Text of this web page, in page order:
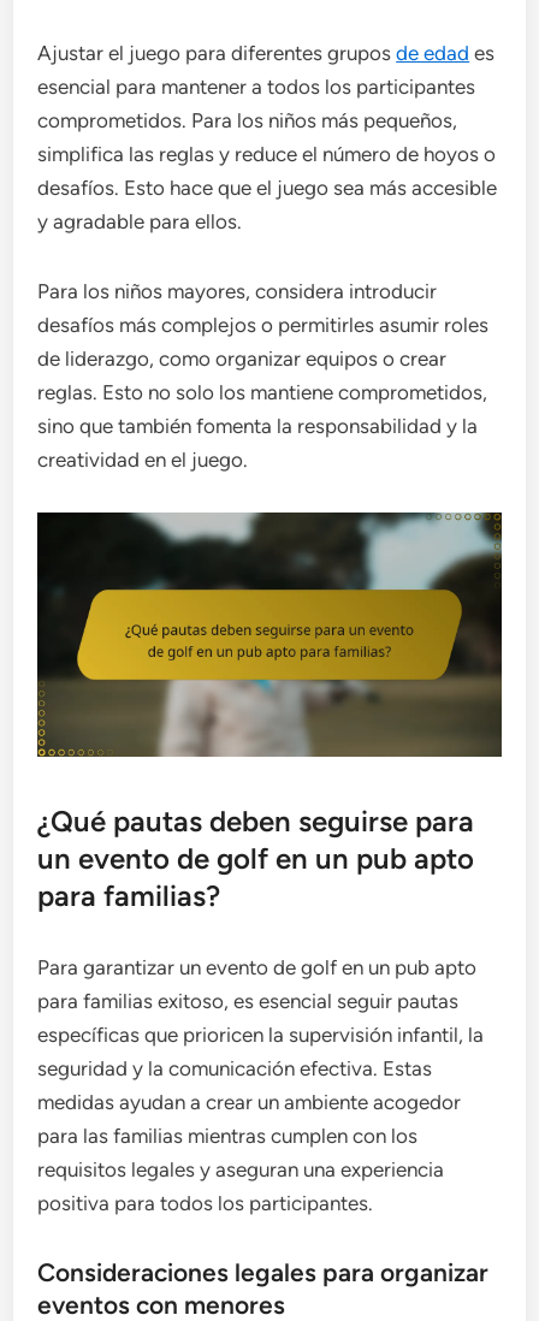
Ajustar el juego para diferentes gruposde edad es
esencial para mantener a todos los participantes
comprometidos. Para los niños más pequeños,
simplifica las reglas y reduce el número de hoyos o
desafíos. Esto hace que el juego sea más accesible
y agradable para ellos.
Para los niños mayores, considera introducir
desafíos más complejos o permitirles asumir roles
de liderazgo, como organizar equipos o crear
reglas. Esto no solo los mantiene comprometidos,
sino que también fomenta la responsabilidad y la
creatividad en el juego.
¿Qué pautas deben seguirse para
un evento de golf en un pub apto
para familias?
Para garantizar un evento de golf en un pub apto
para familias exitoso, es esencial seguir pautas
específicas que prioricen la supervisión infantil, la
seguridad y la comunicación efectiva. Estas
medidas ayudan a crear un ambiente acogedor
para las familias mientras cumplen con los
requisitos legales y aseguran una experiencia
positiva para todos los participantes.
Consideraciones legales para organizar
eventos con menores